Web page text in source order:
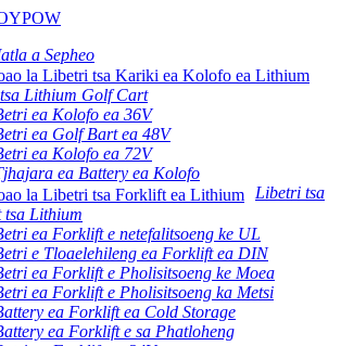
a Sepheo
Lithium Golf Cart
ea Kolofo ea 36V
ea Golf Bart ea 48V
ea Kolofo ea 72V
ea Battery ea Kolofo
Libetri tsa
Lithium
ea Forklift e netefalitsoeng ke UL
e Tloaelehileng ea Forklift ea DIN
ea Forklift e Pholisitsoeng ke Moea
ea Forklift e Pholisitsoeng ka Metsi
ea Forklift ea Cold Storage
ea Forklift e sa Phatloheng